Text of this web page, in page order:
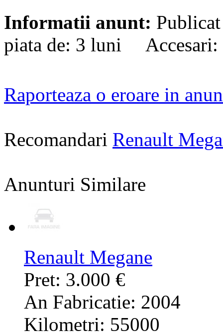
Informatii anunt:
piata de: 3 luni Accesari:
Raporteaza o eroare in
Recomandari Renault
Anunturi Similare
Renault Megane
Pret: 3.000 €
An Fabricatie: 2004
Kilometri: 55000